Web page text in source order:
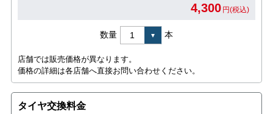
4,300 円(税込)
数量 本
店舗では販売価格が異なります。
価格の詳細は各店舗へ直接お問い合わせください。
タイヤ交換料金